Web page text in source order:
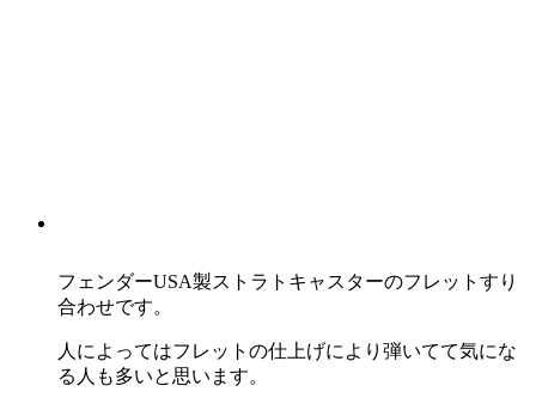
フェンダーUSA製ストラトキャスターのフレットすり
合わせです。
人によってはフレットの仕上げにより弾いてて気にな
る人も多いと思います。